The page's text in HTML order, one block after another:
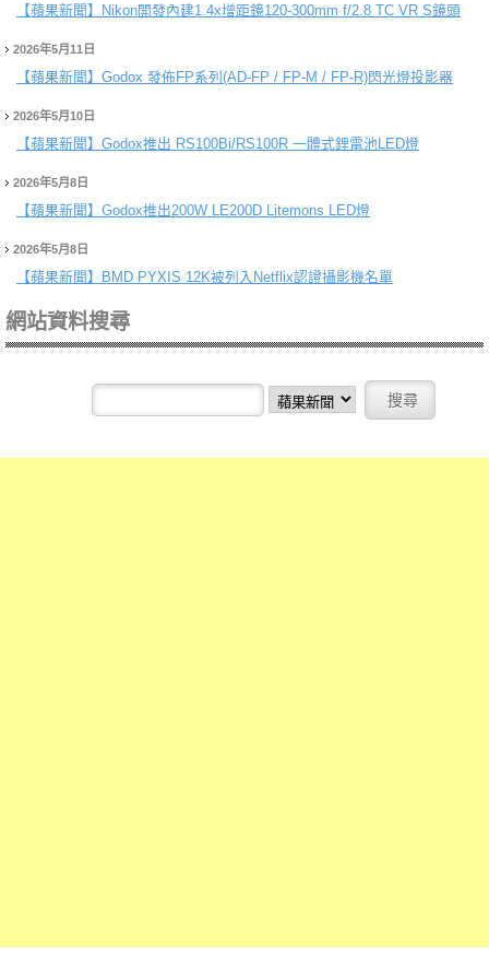
【蘋果新聞】 Nikon開發內建1.4x增距鏡120-300mm f/2.8 TC VR S鏡頭
2026年5月11日
【蘋果新聞】 Godox 發佈FP系列(AD-FP / FP-M / FP-R)閃光燈投影器
2026年5月10日
【蘋果新聞】 Godox推出 RS100Bi/RS100R 一體式鋰電池LED燈
2026年5月8日
【蘋果新聞】 Godox推出200W LE200D Litemons LED燈
2026年5月8日
【蘋果新聞】 BMD PYXIS 12K被列入Netflix認證攝影機名單
網站資料搜尋